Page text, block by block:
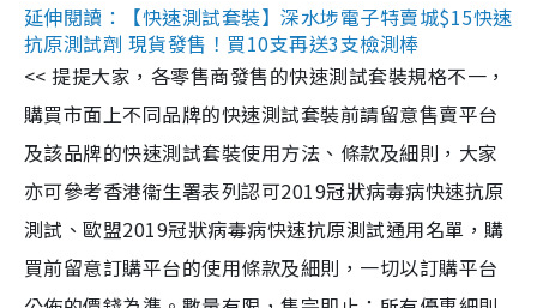
延伸閱讀：【快速測試套裝】深水埗電子特賣城$15快速
抗原測試劑 現貨發售！買10支再送3支檢測棒
<< 提提大家，各零售商發售的快速測試套裝規格不一，
購買市面上不同品牌的快速測試套裝前請留意售賣平台
及該品牌的快速測試套裝使用方法、條款及細則，大家
亦可參考香港衞生署表列認可2019冠狀病毒病快速抗原
測試、歐盟2019冠狀病毒病快速抗原測試通用名單，購
買前留意訂購平台的使用條款及細則，一切以訂購平台